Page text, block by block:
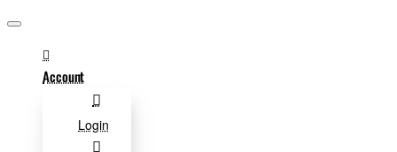
Account
Login